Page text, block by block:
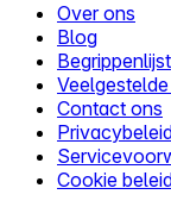
Over ons
Blog
Begrippenlijst
Contact ons
Cookie